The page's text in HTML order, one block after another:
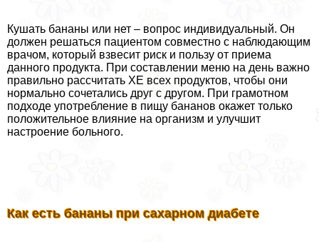
Кушать бананы или нет – вопрос индивидуальный. Он
должен решаться пациентом совместно с наблюдающим
врачом, который взвесит риск и пользу от приема
данного продукта. При составлении меню на день важно
правильно рассчитать ХЕ всех продуктов, чтобы они
нормально сочетались друг с другом. При грамотном
подходе употрeбление в пищу бананов окажет только
положительное влияние на организм и улучшит
настроение больного.
Как есть бананы при сахарном диабете